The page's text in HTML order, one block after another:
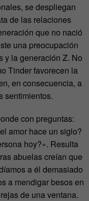
se despliegan
de las relaciones
que no nació
una preocupación
y la generación Z. No
Tinder favorecen la
en consecuencia, a
sentimientos.
con preguntas:
amor hace un siglo?
hoy?». Resulta
abuelas creían que
a él demasiado
a mendigar besos en
de una ventana.